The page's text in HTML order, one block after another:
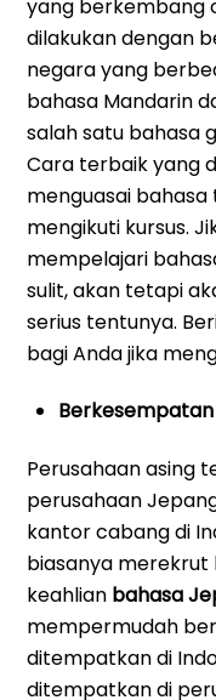
yang berkembang
dilakukan dengan
negara yang
bahasa Mandarin
salah satu bahasa
Cara terbaik yang
menguasai
mengikuti kursus.
mempelajari
sulit, akan tetapi
serius tentunya.
bagi Anda jika
Berkesempatan
Perusahaan asing
perusahaan
kantor cabang di
biasanya
keahlian bahasa
mempermudah
ditempatkan di
ditempatkan di